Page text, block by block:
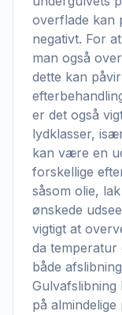
overflade kan
negativt. For
man også
dette kan
er det også
lydklasser,
kan være en
forskellige
såsom olie,
ønskede
vigtigt at
da temperatur
både
på